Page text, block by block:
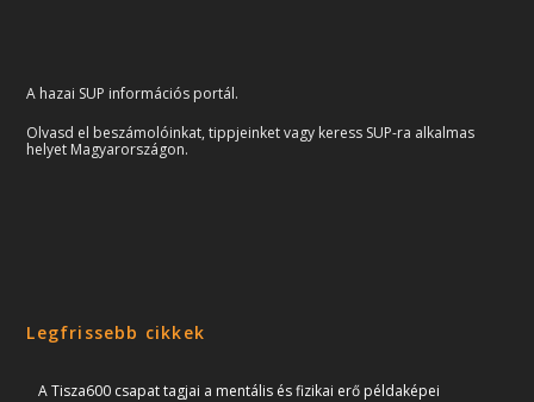
A hazai SUP információs portál.
Olvasd el beszámolóinkat, tippjeinket vagy keress SUP-ra alkalmas
helyet Magyarországon.
Legfrissebb cikkek
A Tisza600 csapat tagjai a mentális és fizikai erő példaképei